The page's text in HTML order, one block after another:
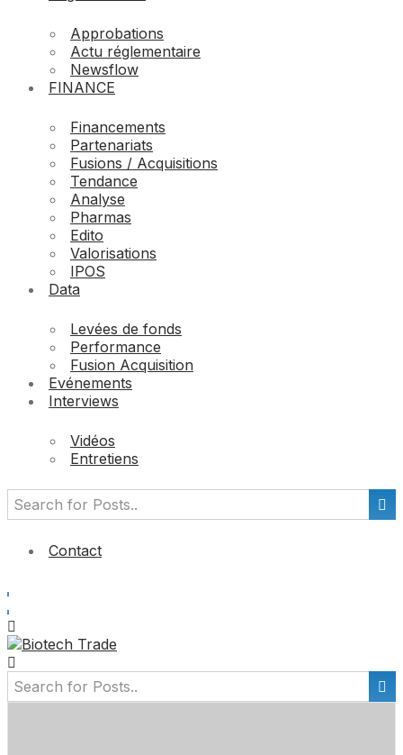
Approbations
Actu réglementaire
Newsflow
FINANCE
Financements
Partenariats
Fusions / Acquisitions
Tendance
Analyse
Pharmas
Edito
Valorisations
IPOS
Data
Levées de fonds
Performance
Fusion Acquisition
Evénements
Interviews
Vidéos
Entretiens
Contact